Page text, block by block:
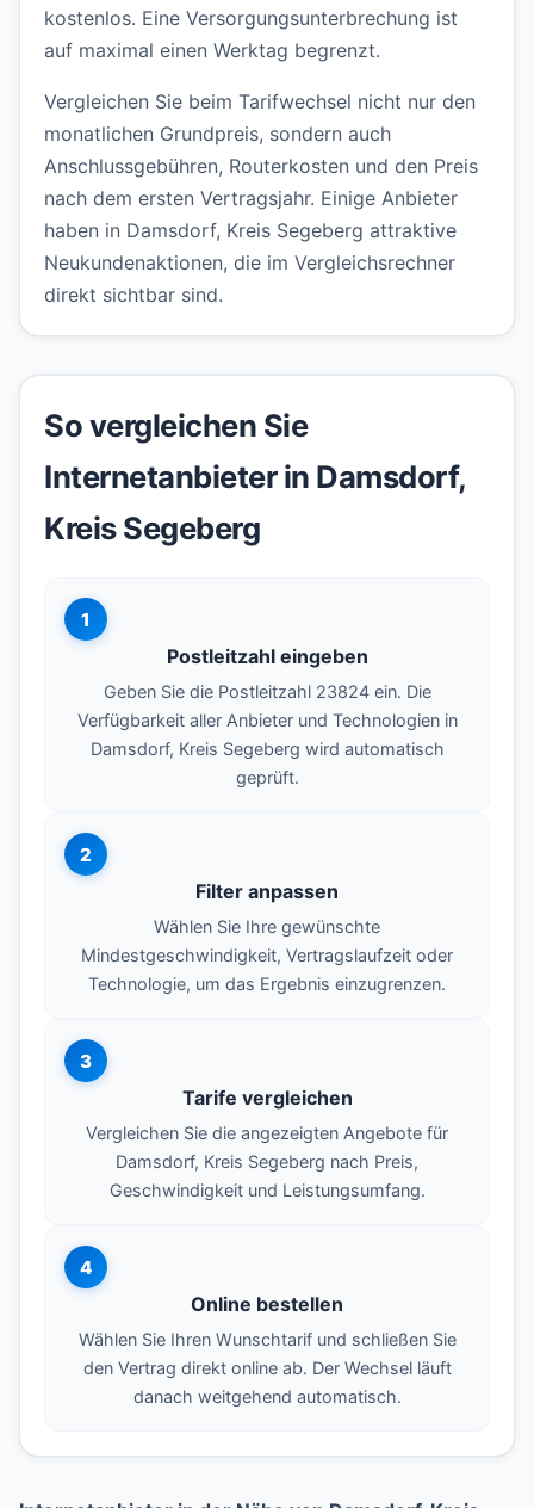
kostenlos. Eine Versorgungsunterbrechung ist
auf maximal einen Werktag begrenzt.
Vergleichen Sie beim Tarifwechsel nicht nur den
monatlichen Grundpreis, sondern auch
Anschlussgebühren, Routerkosten und den Preis
nach dem ersten Vertragsjahr. Einige Anbieter
haben in Damsdorf, Kreis Segeberg attraktive
Neukundenaktionen, die im Vergleichsrechner
direkt sichtbar sind.
So vergleichen Sie
Internetanbieter in Damsdorf,
Kreis Segeberg
1
Postleitzahl eingeben
Geben Sie die Postleitzahl 23824 ein. Die
Verfügbarkeit aller Anbieter und Technologien in
Damsdorf, Kreis Segeberg wird automatisch
geprüft.
2
Filter anpassen
Wählen Sie Ihre gewünschte
Mindestgeschwindigkeit, Vertragslaufzeit oder
Technologie, um das Ergebnis einzugrenzen.
3
Tarife vergleichen
Vergleichen Sie die angezeigten Angebote für
Damsdorf, Kreis Segeberg nach Preis,
Geschwindigkeit und Leistungsumfang.
4
Online bestellen
Wählen Sie Ihren Wunschtarif und schließen Sie
den Vertrag direkt online ab. Der Wechsel läuft
danach weitgehend automatisch.